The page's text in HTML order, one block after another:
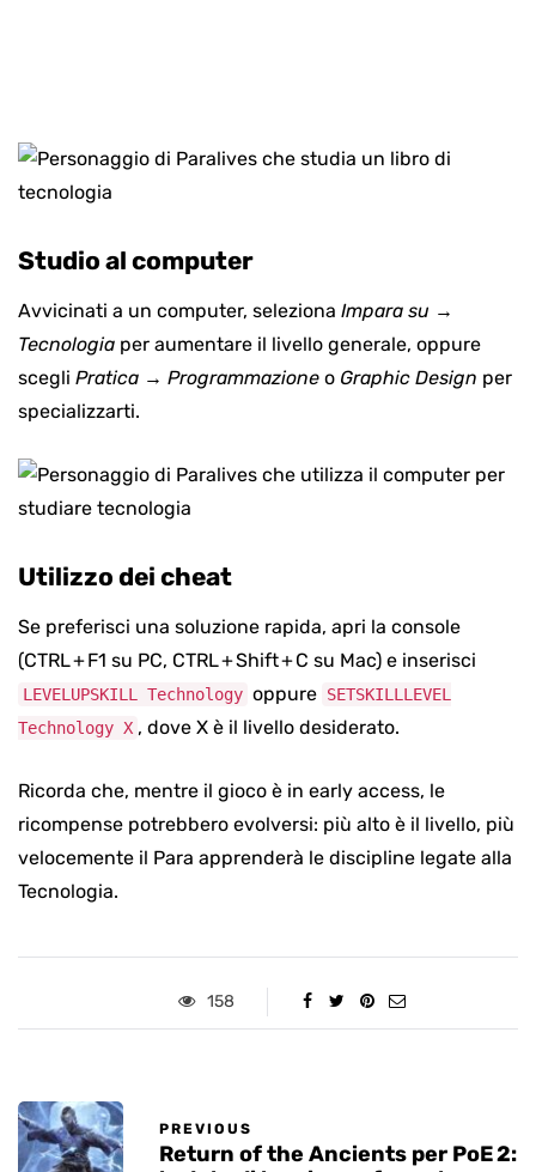
Studio al computer
Avvicinati a un computer, seleziona Impara su →
Tecnologia per aumentare il livello generale, oppure
scegli Pratica → Programmazione o Graphic Design per
specializzarti.
Utilizzo dei cheat
Se preferisci una soluzione rapida, apri la console
(CTRL + F1 su PC, CTRL + Shift + C su Mac) e inserisci
LEVELUPSKILL Technology oppure SETSKILLLEVEL
Technology X , dove X è il livello desiderato.
Ricorda che, mentre il gioco è in early access, le
ricompense potrebbero evolversi: più alto è il livello, più
velocemente il Para apprenderà le discipline legate alla
Tecnologia.
158
PREVIOUS
Return of the Ancients per PoE 2: